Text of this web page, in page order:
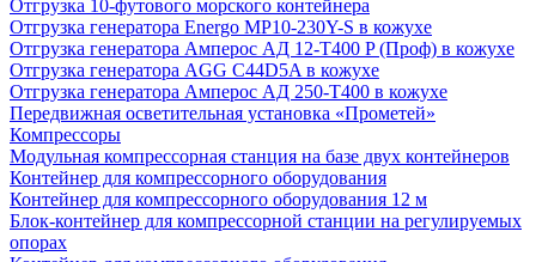
Отгрузка 10-футового морского контейнера
Отгрузка генератора Energo MP10-230Y-S в кожухе
Отгрузка генератора Амперос АД 12-Т400 P (Проф) в кожухе
Отгрузка генератора AGG C44D5A в кожухе
Отгрузка генератора Амперос АД 250-Т400 в кожухе
Передвижная осветительная установка «Прометей»
Компрессоры
Модульная компрессорная станция на базе двух контейнеров
Контейнер для компрессорного оборудования
Контейнер для компрессорного оборудования 12 м
Блок-контейнер для компрессорной станции на регулируемых
опорах